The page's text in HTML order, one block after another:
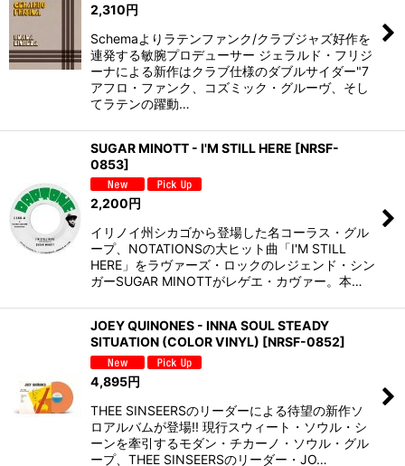
2,310円
Schemaよりラテンファンク/クラブジャズ好作を
連発する敏腕プロデューサー ジェラルド・フリジ
ーナによる新作はクラブ仕様のダブルサイダー"7
アフロ・ファンク、コズミック・グルーヴ、そし
てラテンの躍動…
SUGAR MINOTT - I'M STILL HERE [NRSF-
0853]
2,200円
イリノイ州シカゴから登場した名コーラス・グル
ープ、NOTATIONSの大ヒット曲「I'M STILL
HERE」をラヴァーズ・ロックのレジェンド・シン
ガーSUGAR MINOTTがレゲエ・カヴァー。本…
JOEY QUINONES - INNA SOUL STEADY
SITUATION (COLOR VINYL) [NRSF-0852]
4,895円
THEE SINSEERSのリーダーによる待望の新作ソ
ロアルバムが登場!! 現行スウィート・ソウル・シ
ーンを牽引するモダン・チカーノ・ソウル・グル
ープ、THEE SINSEERSのリーダー・JO…